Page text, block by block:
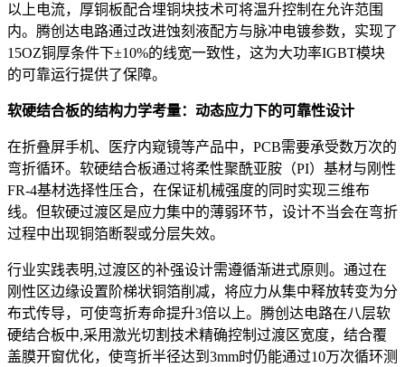
以上电流，厚铜板配合埋铜块技术可将温升控制在允许范围
内。腾创达电路通过改进蚀刻液配方与脉冲电镀参数，实现了
15OZ铜厚条件下±10%的线宽一致性，这为大功率IGBT模块
的可靠运行提供了保障。
软硬结合板的结构力学考量：动态应力下的可靠性设计
在折叠屏手机、医疗内窥镜等产品中，PCB需要承受数万次的
弯折循环。软硬结合板通过将柔性聚酰亚胺（PI）基材与刚性
FR-4基材选择性压合，在保证机械强度的同时实现三维布
线。但软硬过渡区是应力集中的薄弱环节，设计不当会在弯折
过程中出现铜箔断裂或分层失效。
行业实践表明,过渡区的补强设计需遵循渐进式原则。通过在
刚性区边缘设置阶梯状铜箔削减，将应力从集中释放转变为分
布式传导，可使弯折寿命提升3倍以上。腾创达电路在八层软
硬结合板中,采用激光切割技术精确控制过渡区宽度，结合覆
盖膜开窗优化，使弯折半径达到3mm时仍能通过10万次循环测